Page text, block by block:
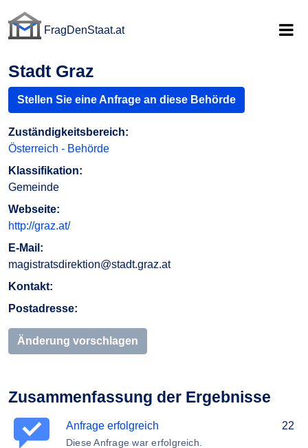
FragDenStaat.at
Stadt Graz
Stellen Sie eine Anfrage an diese Behörde
Zuständigkeitsbereich:
Österreich - Behörde
Klassifikation:
Gemeinde
Webseite:
http://graz.at/
E-Mail:
magistratsdirektion@stadt.graz.at
Kontakt:
Postadresse:
Änderung vorschlagen
Zusammenfassung der Ergebnisse
Anfrage erfolgreich
Diese Anfrage war erfolgreich.
22